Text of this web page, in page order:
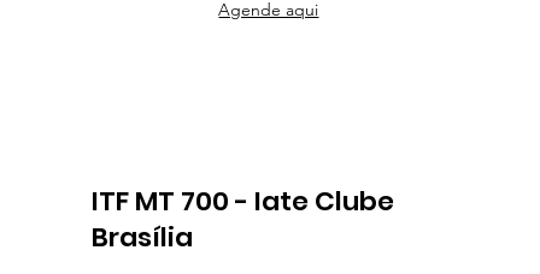
Agende aqui
ITF MT 700 - Iate Clube
Brasília